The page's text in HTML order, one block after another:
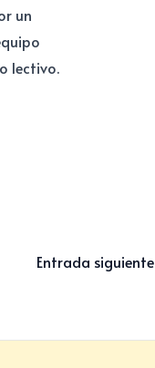
un
lectivo.
Entrada siguiente